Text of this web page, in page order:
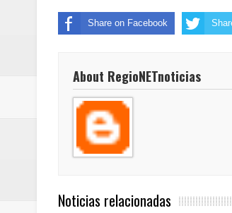
seguridad para
transferencias
Share on Facebook
About RegioNETnoticias
Noticias relacionadas